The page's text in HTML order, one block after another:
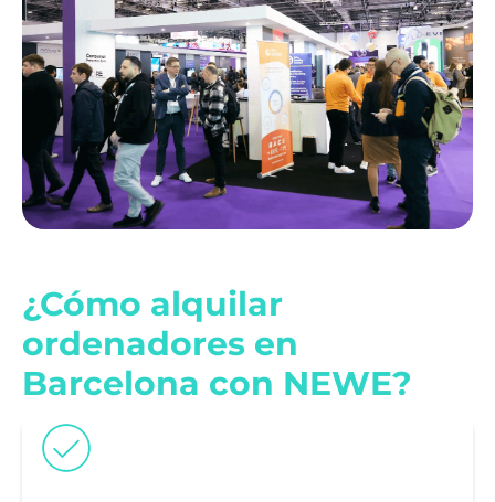
¿Cómo alquilar
ordenadores en
Barcelona con NEWE?